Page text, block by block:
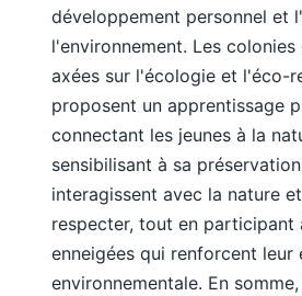
développement personnel et
l'environnement. Les colonies
axées sur l'écologie et l'éco-
proposent un apprentissage
connectant les jeunes à la
sensibilisant à sa
interagissent avec la nature
respecter, tout en participant
enneigées qui renforcent leur
environnementale. En